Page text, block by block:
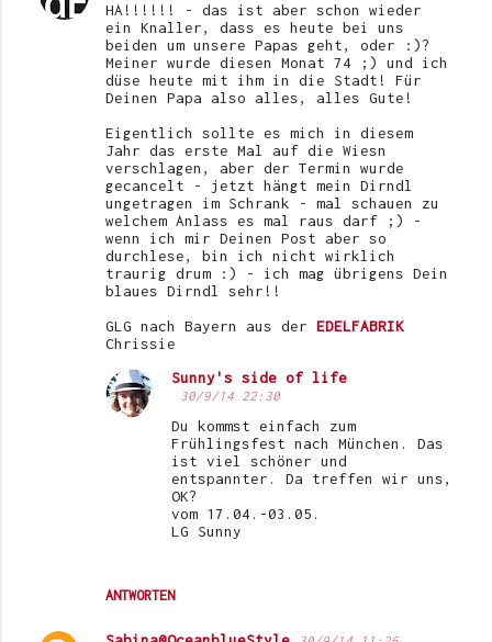
HA!!!!!! - das ist aber schon wieder
ein Knaller, dass es heute bei uns
beiden um unsere Papas geht, oder :)?
Meiner wurde diesen Monat 74 ;) und ich
düse heute mit ihm in die Stadt! Für
Deinen Papa also alles, alles Gute!
Eigentlich sollte es mich in diesem
Jahr das erste Mal auf die Wiesn
verschlagen, aber der Termin wurde
gecancelt - jetzt hängt mein Dirndl
ungetragen im Schrank - mal schauen zu
welchem Anlass es mal raus darf ;) -
wenn ich mir Deinen Post aber so
durchlese, bin ich nicht wirklich
traurig drum :) - ich mag übrigens Dein
blaues Dirndl sehr!!
GLG nach Bayern aus der EDELFABRIK
Chrissie
ANTWORTEN
Sunny's side of life
30/9/14 22:30
Du kommst einfach zum
Frühlingsfest nach München. Das
ist viel schöner und
entspannter. Da treffen wir uns,
OK?
vom 17.04.-03.05.
LG Sunny